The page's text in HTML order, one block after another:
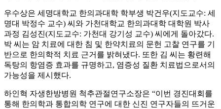
우수상은 세명대학교 한의과대학 학부생 박건우(지도교수: 세
명대 박정수 교수) 씨와 가천대학교 한의과대학 대학원 박사
과정 김성진(지도교수: 가천대 강기성 교수) 씨에게 돌아갔다.
박 씨는 암 치료에 대한 침 및 한약치료의 문헌 고찰 연구를 기
반으로 한의학적 치료 근거를 밝혀냈다. 또한 김 씨는 황련해
독탕의 항염증 효과를 규명하고, 염증성 질환 치료법으로서의
가능성을 제시했다.
하인혁 자생한방병원 척추관절연구소장은 “이번 경진대회를
통해 한의학과 통합의학 연구에 대한 신진 연구자들의 뜨거운